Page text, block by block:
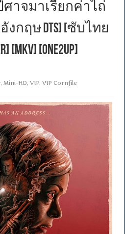
ปีศาจมาเรียกค่าไถ่
งกฤษ DTS] [ซับไทย
[MKV] [ONE2UP]
,Mini-HD,VIP,VIP Cornfile